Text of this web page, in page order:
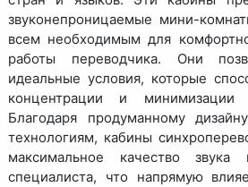
звуконепроницаемые мини-
всем необходимым для
работы переводчика. Они
идеальные условия, которые
концентрации и минимизации
Благодаря продуманному
технологиям, кабины
максимальное качество
специалиста, что напрямую